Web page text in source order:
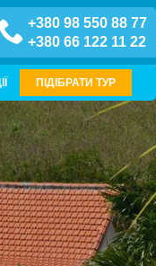
+380 98 550 88 77
+380 66 122 11 22
ПІДІБРАТИ ТУР